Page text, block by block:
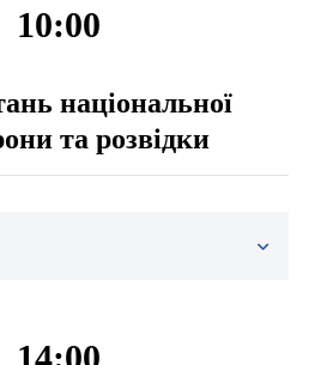
10:00
національної
та розвідки